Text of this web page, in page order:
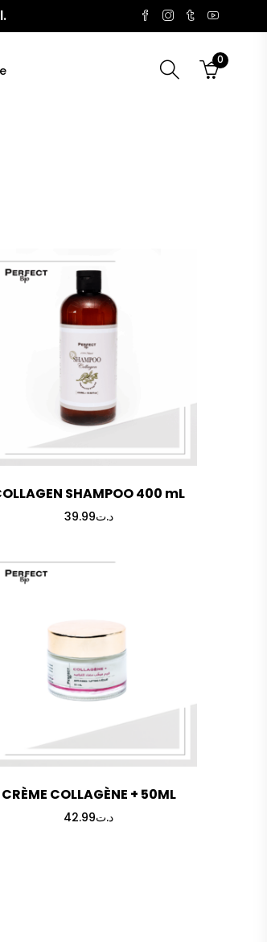
0
SHAMPOO 400 mL
د.ت39.99
CRÈME COLLAGÈNE + 50ML
د.ت42.99